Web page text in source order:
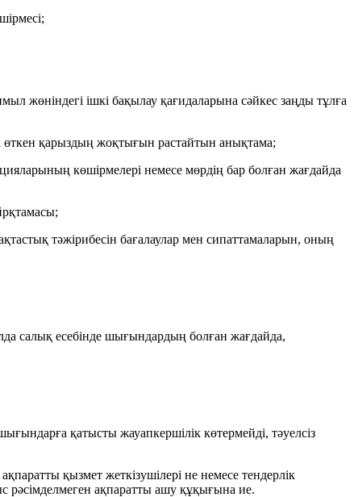
жөніндегі ішкі бақылау қағидаларына сәйкес заңды тұлға
өткен қарыздың жоқтығын растайтын анықтама;
көшірмелері немесе мөрдің бар болған жағдайда
тәжірибесін бағалаулар мен сипаттамаларын, оның
салық есебінде шығындардың болған жағдайда,
қатысты жауапкершілік көтермейді, тәуелсіз
қызмет жеткізушілері не немесе тендерлік
рәсімделмеген ақпаратты ашу құқығына ие.